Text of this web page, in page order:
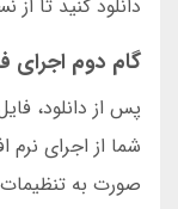
دانلود کنید تا
گام دوم اجرای
پس از دانلود،
شما از اجرای نرم
صورت به تنظیمات